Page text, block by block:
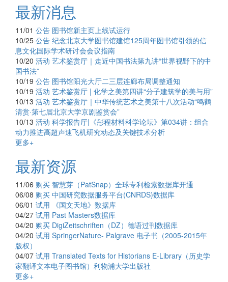
最新消息
11/01 公告 图书馆新主页上线试运行
10/25 公告 纪念北京大学图书馆建馆125周年图书馆引领的信
息文化国际学术研讨会会议指南
10/20 活动 艺术鉴赏厅｜走近中国书法第九讲“世界视野下的中
国书法”
10/19 公告 图书馆阳光大厅二三层连廊布局调整通知
10/19 活动 艺术鉴赏厅 | 化学之美第四讲“分子建筑学的美与用”
10/13 活动 艺术鉴赏厅｜中华传统艺术之美第十八次活动“鸣鹤
清赏·第七届北京大学京剧鉴赏会”
10/13 活动 科学报告厅|《彤程材料科学论坛》第034讲：组合
动力推进高超声速飞机研究动态及关键技术分析
更多+
最新资源
11/06 购买 智慧芽（PatSnap）全球专利检索数据库开通
06/08 购买 中国研究数据服务平台(CNRDS)数据库
06/01 试用
《国文天地》数据库
04/27 试用 Past Masters数据库
04/20 购买 DigiZeitschriften（DZ）德语过刊数据库
04/20 试用 SpringerNature- Palgrave 电子书（2005-2015年
版权）
04/07 试用 Translated Texts for Historians E-Library（历史学
家翻译文本电子图书馆）利物浦大学出版社
更多+